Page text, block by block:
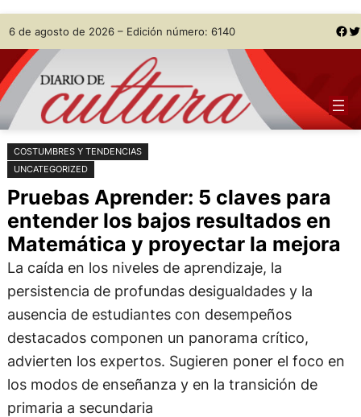
Saltar
al
contenido
Skip
to
content
6 de agosto de 2026 – Edición número: 6140 Facebook Twitter
COSTUMBRES Y TENDENCIAS
UNCATEGORIZED
Pruebas Aprender: 5 claves para
entender los bajos resultados en
Matemática y proyectar la mejora
La caída en los niveles de aprendizaje, la
persistencia de profundas desigualdades y la
ausencia de estudiantes con desempeños
destacados componen un panorama crítico,
advierten los expertos. Sugieren poner el foco en
los modos de enseñanza y en la transición de
primaria a secundaria